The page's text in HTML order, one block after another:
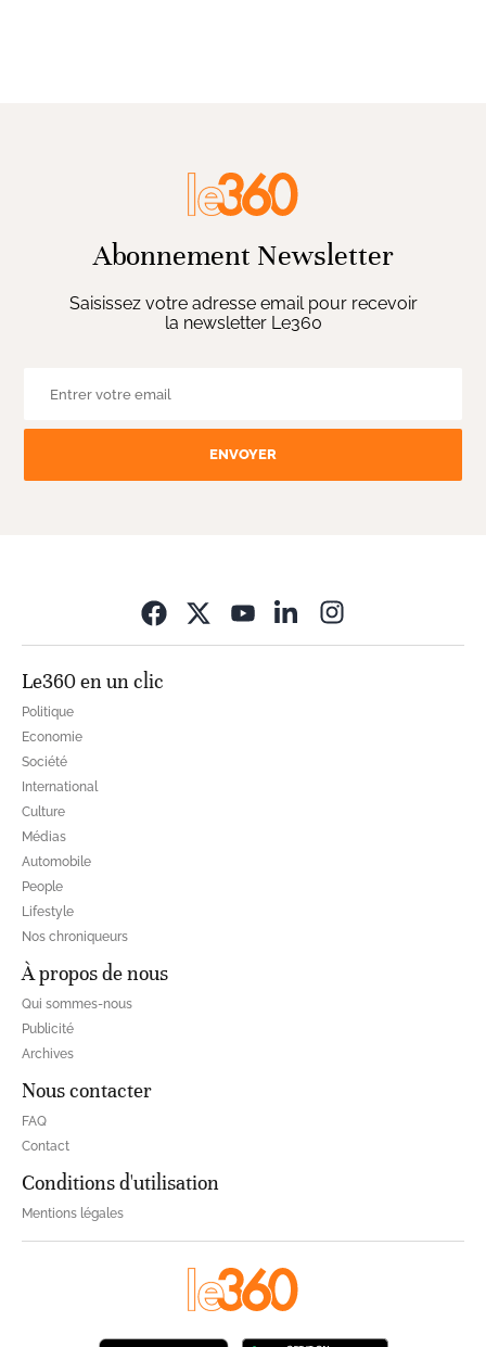
Abonnement Newsletter
Saisissez votre adresse email pour recevoir
la newsletter Le360
ENVOYER
Le360 en un clic
Politique
Economie
Société
International
Culture
Médias
Automobile
People
Lifestyle
Nos chroniqueurs
À propos de nous
Qui sommes-nous
Publicité
Archives
Nous contacter
FAQ
Contact
Conditions d'utilisation
Mentions légales